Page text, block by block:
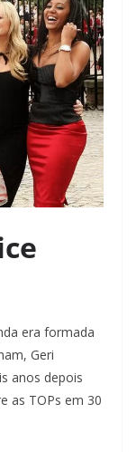
era formada
Geri
anos depois
as TOPs em 30